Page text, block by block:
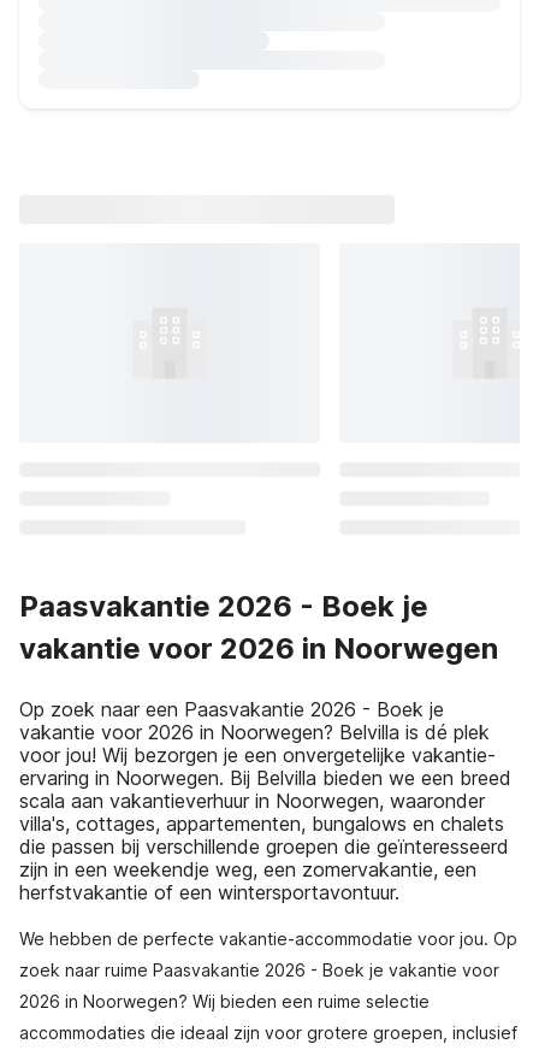
Paasvakantie 2026 - Boek je
vakantie voor 2026 in Noorwegen
Op zoek naar een Paasvakantie 2026 - Boek je
vakantie voor 2026 in Noorwegen? Belvilla is dé plek
voor jou! Wij bezorgen je een onvergetelijke vakantie-
ervaring in Noorwegen. Bij Belvilla bieden we een breed
scala aan vakantieverhuur in Noorwegen, waaronder
villa's, cottages, appartementen, bungalows en chalets
die passen bij verschillende groepen die geïnteresseerd
zijn in een weekendje weg, een zomervakantie, een
herfstvakantie of een wintersportavontuur.
We hebben de perfecte vakantie-accommodatie voor jou. Op
zoek naar ruime Paasvakantie 2026 - Boek je vakantie voor
2026 in Noorwegen? Wij bieden een ruime selectie
accommodaties die ideaal zijn voor grotere groepen, inclusief